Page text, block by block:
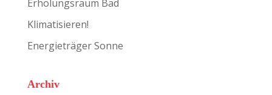
Erholungsraum Bad
Klimatisieren!
Energieträger Sonne
Archiv